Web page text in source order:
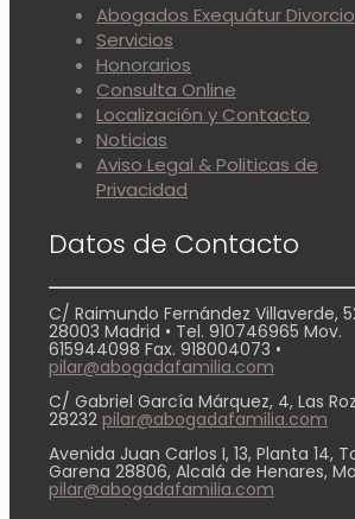
Abogados Exequátur Divorcio
Servicios
Honorarios
Consulta Online
Localización y Contacto
Noticias
Aviso Legal & Politicas de
Privacidad
Datos de Contacto
C/ Raimundo Fernández Villaverde,
28003 Madrid • Tel. 910746965 Mov.
615944098 Fax. 918004073 •
pilar@abogadafamilia.com
C/ Gabriel García Márquez, 4, Las
28232 pilar@abogadafamilia.com
Avenida Juan Carlos I, 13, Planta 14,
Garena 28806, Alcalá de Henares,
pilar@abogadafamilia.com